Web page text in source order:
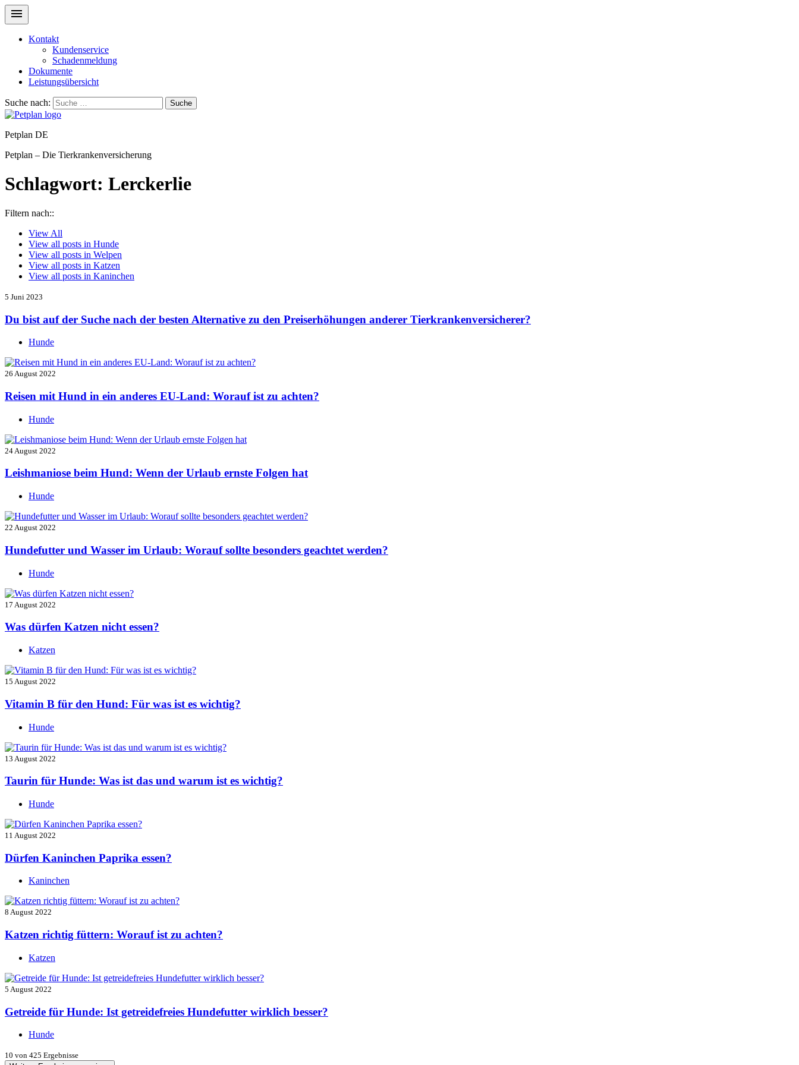
Kontakt
Kundenservice
Schadenmeldung
Dokumente
Leistungsübersicht
Suche nach: Suche
Petplan DE
Petplan – Die Tierkrankenversicherung
Schlagwort: Lerckerlie
Filtern nach::
View All
View all posts in Hunde
View all posts in Welpen
View all posts in Katzen
View all posts in Kaninchen
5 Juni 2023
Du bist auf der Suche nach der besten Alternative zu den Preiserhöhungen anderer Tierkrankenversicherer?
Hunde
26 August 2022
Reisen mit Hund in ein anderes EU-Land: Worauf ist zu achten?
Hunde
24 August 2022
Leishmaniose beim Hund: Wenn der Urlaub ernste Folgen hat
Hunde
22 August 2022
Hundefutter und Wasser im Urlaub: Worauf sollte besonders geachtet werden?
Hunde
17 August 2022
Was dürfen Katzen nicht essen?
Katzen
15 August 2022
Vitamin B für den Hund: Für was ist es wichtig?
Hunde
13 August 2022
Taurin für Hunde: Was ist das und warum ist es wichtig?
Hunde
11 August 2022
Dürfen Kaninchen Paprika essen?
Kaninchen
8 August 2022
Katzen richtig füttern: Worauf ist zu achten?
Katzen
5 August 2022
Getreide für Hunde: Ist getreidefreies Hundefutter wirklich besser?
Hunde
10 von 425 Ergebnisse